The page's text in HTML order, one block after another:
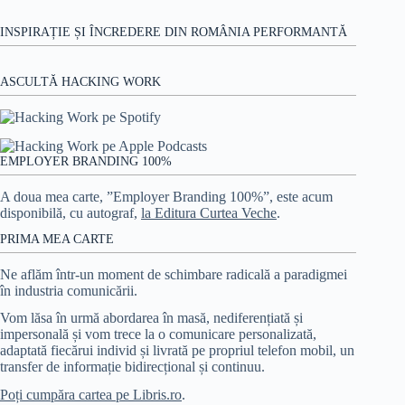
INSPIRAȚIE ȘI ÎNCREDERE DIN ROMÂNIA PERFORMANTĂ
ASCULTĂ HACKING WORK
EMPLOYER BRANDING 100%
A doua mea carte, ”Employer Branding 100%”, este acum
disponibilă, cu autograf, la Editura Curtea Veche.
PRIMA MEA CARTE
Ne aflăm într-un moment de schimbare radicală a paradigmei
în industria comunicării.
Vom lăsa în urmă abordarea în masă, nediferențiată și
impersonală și vom trece la o comunicare personalizată,
adaptată fiecărui individ și livrată pe propriul telefon mobil, un
transfer de informație bidirecțional și continuu.
Poți cumpăra cartea pe Libris.ro.